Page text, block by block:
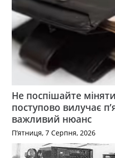
Не поспішайте
поступово вилучає
важливий нюанс
П’ятниця, 7 Серпня, 2026